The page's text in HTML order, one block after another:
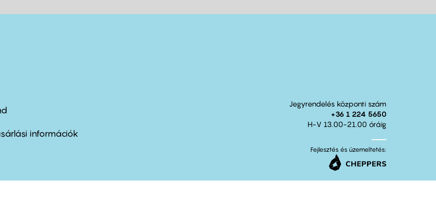
információk
Jegyrendelés központi szám
+36 1 224 5650
H-V 13.00-21.00 óráig
Fejlesztés és üzemeltetés: